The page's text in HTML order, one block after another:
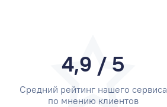
4,9 / 5
Средний рейтинг нашего сервиса
по мнению клиентов